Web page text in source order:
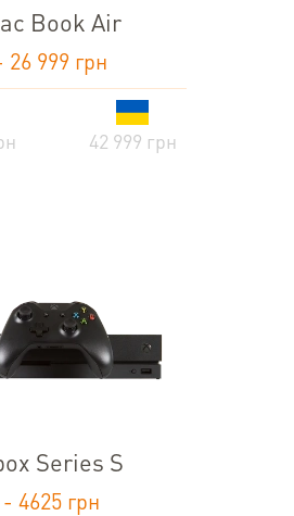
Book Air
26 999 грн
42 999 грн
Series S
- 4625 грн